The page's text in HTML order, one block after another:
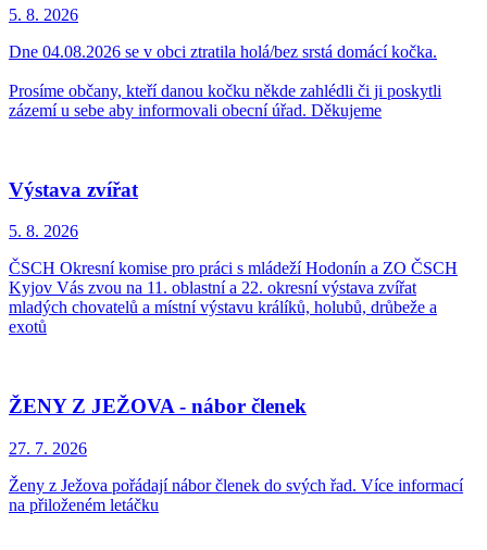
5. 8. 2026
Dne 04.08.2026 se v obci ztratila holá/bez srstá domácí kočka.
Prosíme občany, kteří danou kočku někde zahlédli či ji poskytli
zázemí u sebe aby informovali obecní úřad. Děkujeme
Výstava zvířat
5. 8. 2026
ČSCH Okresní komise pro práci s mládeží Hodonín a ZO ČSCH
Kyjov Vás zvou na 11. oblastní a 22. okresní výstava zvířat
mladých chovatelů a místní výstavu králíků, holubů, drůbeže a
exotů
ŽENY Z JEŽOVA - nábor členek
27. 7. 2026
Ženy z Ježova pořádají nábor členek do svých řad. Více informací
na přiloženém letáčku